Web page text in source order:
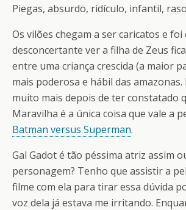
Piegas, absurdo, ridículo, infantil,
Os vilões chegam a ser caricatos e
desconcertante ver a filha de Zeus
entre uma criança crescida (a maior
mais poderosa e hábil das amazonas.
muito mais depois de ter constatado
Maravilha é a única coisa que vale a
Batman versus Superman.
Gal Gadot é tão péssima atriz assim
personagem? Tenho que assistir a
filme com ela para tirar essa dúvida
voz dela já estava me irritando.